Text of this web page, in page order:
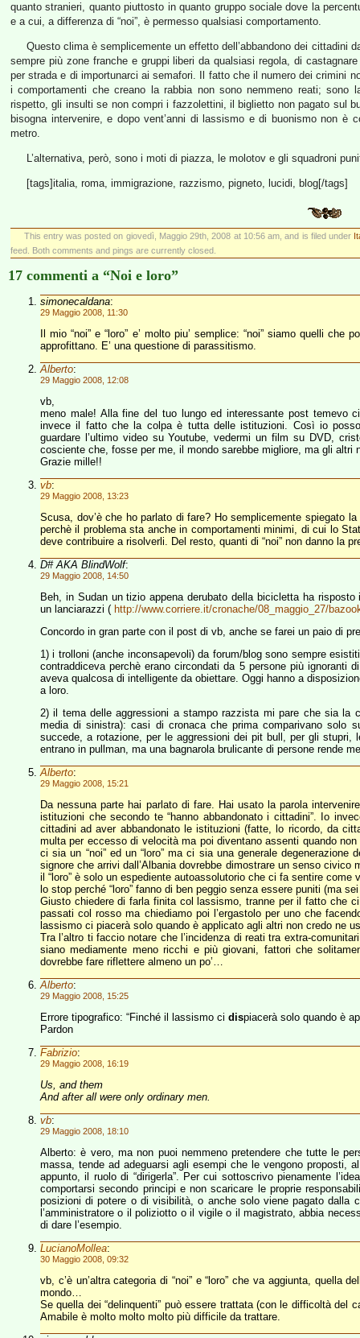
quanto stranieri, quanto piuttosto in quanto gruppo sociale dove la
e a cui, a differenza di “noi”, è permesso qualsiasi comportamento.
Questo clima è semplicemente un effetto dell’abbandono dei cittadini
sempre più zone franche e gruppi liberi da qualsiasi regola, di
per strada e di importunarci ai semafori. Il fatto che il numero dei crimini
i comportamenti che creano la rabbia non sono nemmeno reati; sono
rispetto, gli insulti se non compri i fazzolettini, il biglietto non pagato sul
bisogna intervenire, e dopo vent’anni di lassismo e di buonismo non è
metro.
L’alternativa, però, sono i moti di piazza, le molotov e gli squadroni
[tags]italia, roma, immigrazione, razzismo, pigneto, lucidi, blog[/tags]
This entry was posted on giovedì, Maggio 29th, 2008 at 10:56 am, and is filed under
feed. Both comments and pings are currently closed.
17 commenti a “Noi e loro”
simonecaldana:
29 Maggio 2008, 11:30
Il mio “noi” e “loro” e’ molto piu’ semplice: “noi” siamo quelli
approfittano. E’ una questione di parassitismo.
Alberto:
29 Maggio 2008, 12:08
vb,
meno male! Alla fine del tuo lungo ed interessante post temevo
invece il fatto che la colpa è tutta delle istituzioni. Così io
guardare l’ultimo video su Youtube, vedermi un film su DVD,
cosciente che, fosse per me, il mondo sarebbe migliore, ma gli altri
Grazie mille!!
vb:
29 Maggio 2008, 13:23
Scusa, dov’è che ho parlato di fare? Ho semplicemente spiegato
perchè il problema sta anche in comportamenti minimi, di cui lo
deve contribuire a risolverli. Del resto, quanti di “noi” non danno la
D# AKA BlindWolf:
29 Maggio 2008, 14:50
Beh, in Sudan un tizio appena derubato della bicicletta ha
un lanciarazzi ( http://www.corriere.it/cronache/08_maggio_27/
Concordo in gran parte con il post di vb, anche se farei un paio di
1) i trolloni (anche inconsapevoli) da forum/blog sono sempre
contraddiceva perchè erano circondati da 5 persone più ignoranti
aveva qualcosa di intelligente da obiettare. Oggi hanno a
a loro.
2) il tema delle aggressioni a stampo razzista mi pare che sia la
media di sinistra): casi di cronaca che prima comparivano solo
succede, a rotazione, per le aggressioni dei pit bull, per gli
entrano in pullman, ma una bagnarola brulicante di persone rende
Alberto:
29 Maggio 2008, 15:21
Da nessuna parte hai parlato di fare. Hai usato la parola
istituzioni che secondo te “hanno abbandonato i cittadini”. Io
cittadini ad aver abbandonato le istituzioni (fatte, lo ricordo, da
multa per eccesso di velocità ma poi diventano assenti quando
ci sia un “noi” ed un “loro” ma ci sia una generale
signore che arrivi dall’Albania dovrebbe dimostrare un senso civico
il “loro” è solo un espediente autoassolutorio che ci fa sentire
lo stop perché “loro” fanno di ben peggio senza essere puniti (ma
Giusto chiedere di farla finita col lassismo, tranne per il fatto che
passati col rosso ma chiediamo poi l’ergastolo per uno che
lassismo ci piacerà solo quando è applicato agli altri non credo ne
Tra l’altro ti faccio notare che l’incidenza di reati tra extra-
siano mediamente meno ricchi e più giovani, fattori che
dovrebbe fare riflettere almeno un po’…
Alberto:
29 Maggio 2008, 15:25
Errore tipografico: “Finché il lassismo ci dispiacerà solo quando è
Pardon
Fabrizio:
29 Maggio 2008, 16:19
Us, and them
And after all were only ordinary men.
vb:
29 Maggio 2008, 18:10
Alberto: è vero, ma non puoi nemmeno pretendere che tutte le
massa, tende ad adeguarsi agli esempi che le vengono proposti,
appunto, il ruolo di “dirigerla”. Per cui sottoscrivo pienamente
comportarsi secondo principi e non scaricare le proprie
posizioni di potere o di visibilità, o anche solo viene pagato dalla
l’amministratore o il poliziotto o il vigile o il magistrato, abbia
di dare l’esempio.
LucianoMollea:
30 Maggio 2008, 09:32
vb, c’è un’altra categoria di “noi” e “loro” che va aggiunta, quella
mondo…
Se quella dei “delinquenti” può essere trattata (con le difficoltà del
Amabile è molto molto molto più difficile da trattare.